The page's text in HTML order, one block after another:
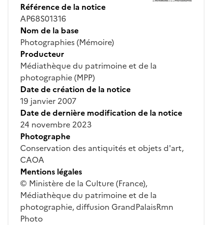
Référence de la notice
AP68S01316
Nom de la base
Photographies (Mémoire)
Producteur
Médiathèque du patrimoine et de la
photographie (MPP)
Date de création de la notice
19 janvier 2007
Date de dernière modification de la notice
24 novembre 2023
Photographe
Conservation des antiquités et objets d'art,
CAOA
Mentions légales
© Ministère de la Culture (France),
Médiathèque du patrimoine et de la
photographie, diffusion GrandPalaisRmn
Photo